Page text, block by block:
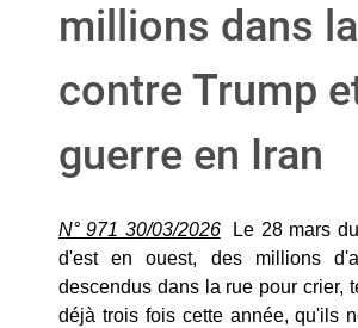
millions dans
contre Trump
guerre en Iran
N° 971 30/03/2026Le 28 mars
d'est en ouest, des millions
descendus dans la rue pour crier,
déjà trois fois cette année, qu'ils